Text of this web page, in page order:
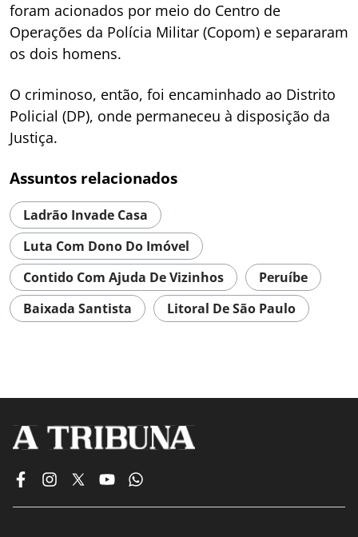
foram acionados por meio do Centro de
Operações da Polícia Militar (Copom) e separaram
os dois homens.
O criminoso, então, foi encaminhado ao Distrito
Policial (DP), onde permaneceu à disposição da
Justiça.
Assuntos relacionados
Ladrão Invade Casa
Luta Com Dono Do Imóvel
Contido Com Ajuda De Vizinhos
Peruíbe
Baixada Santista
Litoral De São Paulo